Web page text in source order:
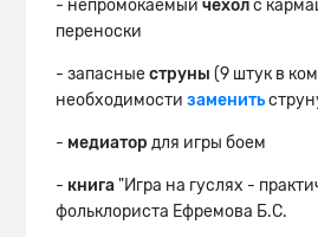
- непромокаемыйчехолс
переноски
- запасныеструны (9 штук в
необходимостизаменить
- медиатор для игры боем
- книга"Игра на гуслях -
фольклориста Ефремова Б.С.